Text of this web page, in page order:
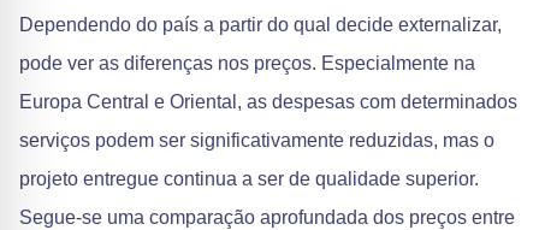
Dependendo do país a partir do qual decide externalizar,
pode ver as diferenças nos preços. Especialmente na
Europa Central e Oriental, as despesas com determinados
serviços podem ser significativamente reduzidas, mas o
projeto entregue continua a ser de qualidade superior.
Segue-se uma comparação aprofundada dos preços entre